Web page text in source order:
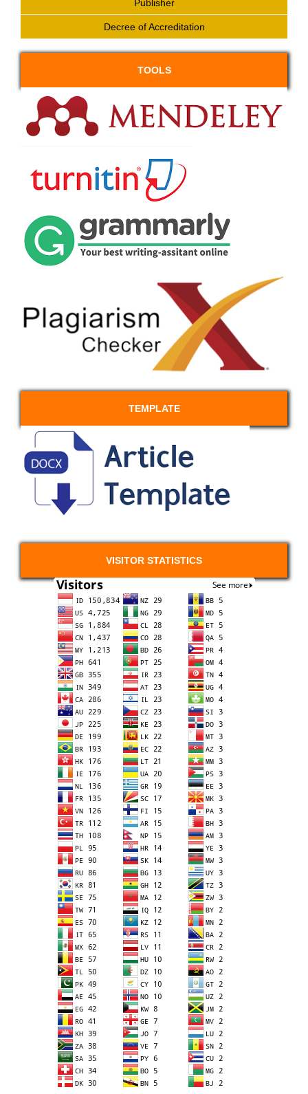
Publisher
Decree of Accreditation
TOOLS
TEMPLATE
VISITOR STATISTICS